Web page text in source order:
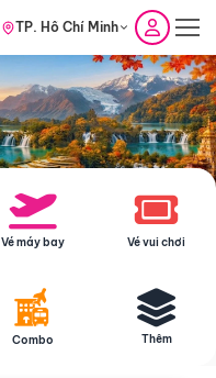
TP. Hồ Chí Minh
Vé máy bay Vé vui chơi
Combo Thêm